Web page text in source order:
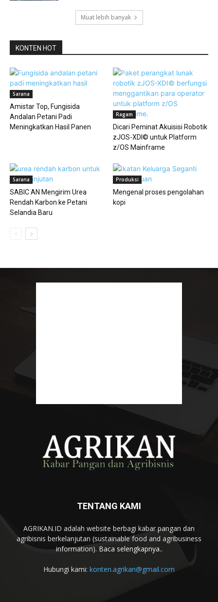
Muat lebih banyak
KONTEN HOT
Sarana
Amistar Top, Fungisida
Andalan Petani Padi
Meningkatkan Hasil Panen
Ragam
Dicari Peminat Akuisisi Robotik
zJOS-XDI© untuk Platform
z/OS Mainframe
Sarana
SABIC AN Mengirim Urea
Rendah Karbon ke Petani
Selandia Baru
Produksi
Mengenal proses pengolahan
kopi
TENTANG KAMI
AGRIKAN.ID adalah website berbagi kabar pangan dan
agribisnis berkelanjutan (sustainable food and agribusiness
information). Baca selengkapnya..
Hubungi kami: konten.agrikan@gmail.com